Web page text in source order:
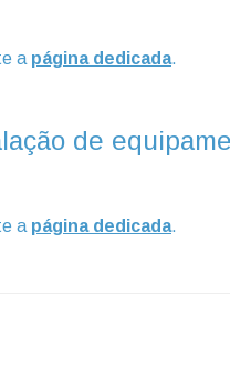
a página dedicada.
de
a página dedicada.